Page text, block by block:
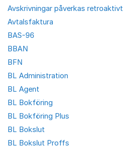
Avskrivningar påverkas retroaktivt
Avtalsfaktura
BAS-96
BBAN
BFN
BL Administration
BL Agent
BL Bokföring
BL Bokföring Plus
BL Bokslut
BL Bokslut Proffs